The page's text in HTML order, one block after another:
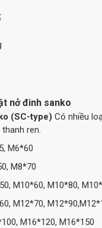
nở đinh sanko
(SC-type) Có nhiều
ren.
M6*60
M8*70
M10*60, M10*80,
M12*70,
M16*120, M16*150